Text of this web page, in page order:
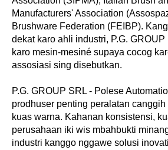
Manufacturers' Association
Brushware Federation (FEIBP).
dekat karo ahli industri, P.G.
karo mesin-mesiné supaya cocog
assosiasi sing disebutkan.
P.G. GROUP SRL - Polese
prodhuser penting peralatan
kuas warna. Kahanan konsistensi,
perusahaan iki wis mbahbukti
industri kanggo nggawe solusi